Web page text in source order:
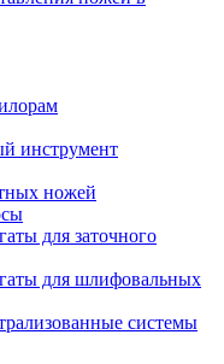
инструмент
ножей
для заточного
для шлифовальных
системы